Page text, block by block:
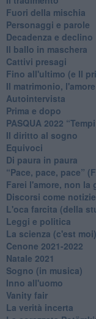
Fuori della mischia
Personaggi e parole
Decadenza e declino
Il ballo in maschera
Cattivi presagi
Fino all'ultimo (e Il
Il matrimonio,
Autointervista
Prima e dopo
​PASQUA 2022
Il diritto al sogno
Equivoci
Di paura in paura
​“Pace, pace, pace”
Farei l'amore, non la
Discorsi come notizie
L'oca farcita (della
Leggi e politica
La scienza (c'est moi)
Cenone 2021-2022
Natale 2021
Sogno (in musica)
Inno all'uomo
Vanity fair
La verità incerta